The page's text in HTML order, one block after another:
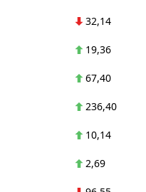
32,14
19,36
67,40
236,40
10,14
2,69